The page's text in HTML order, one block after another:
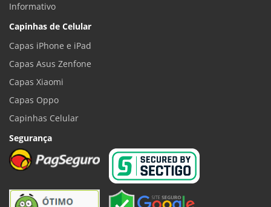
Informativo
Capinhas de Celular
Capas iPhone e iPad
Capas Asus Zenfone
Capas Xiaomi
Capas Oppo
Capinhas Celular
Segurança